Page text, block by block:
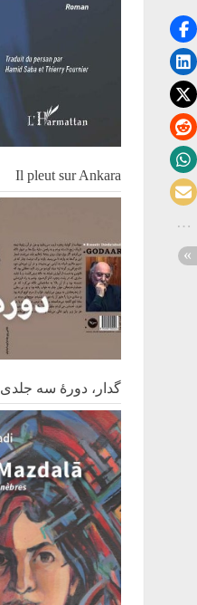
Il pleut sur Ankara
گدار، دورۀ سه جلدی